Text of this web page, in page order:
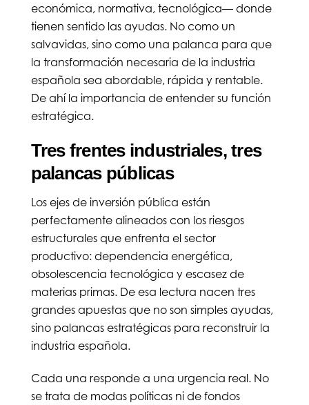
económica, normativa, tecnológica— donde
tienen sentido las ayudas. No como un
salvavidas, sino como una palanca para que
la transformación necesaria de la industria
española sea abordable, rápida y rentable.
De ahí la importancia de entender su función
estratégica.
Tres frentes industriales, tres
palancas públicas
Los ejes de inversión pública están
perfectamente alineados con los riesgos
estructurales que enfrenta el sector
productivo: dependencia energética,
obsolescencia tecnológica y escasez de
materias primas. De esa lectura nacen tres
grandes apuestas que no son simples ayudas,
sino palancas estratégicas para reconstruir la
industria española.
Cada una responde a una urgencia real. No
se trata de modas políticas ni de fondos